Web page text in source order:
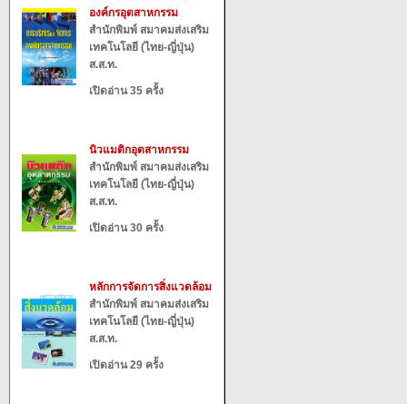
องค์กรอุตสาหกรรม
สำนักพิมพ์ สมาคมส่งเสริม
เทคโนโลยี (ไทย-ญี่ปุ่น)
ส.ส.ท.
เปิดอ่าน 35 ครั้ง
นิวแมติกอุตสาหกรรม
สำนักพิมพ์ สมาคมส่งเสริม
เทคโนโลยี (ไทย-ญี่ปุ่น)
ส.ส.ท.
เปิดอ่าน 30 ครั้ง
หลักการจัดการสิ่งแวดล้อม
สำนักพิมพ์ สมาคมส่งเสริม
เทคโนโลยี (ไทย-ญี่ปุ่น)
ส.ส.ท.
เปิดอ่าน 29 ครั้ง